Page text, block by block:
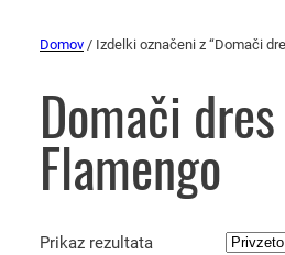
Domov / Izdelki označeni z “Domači
Domači dres
Flamengo
Prikaz rezultata